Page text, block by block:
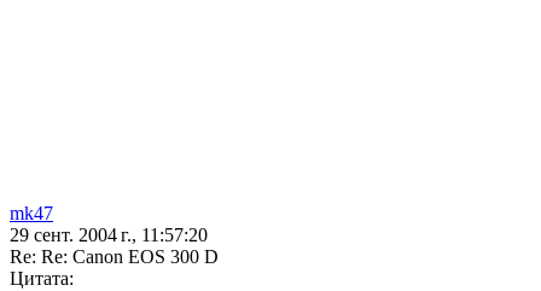
mk47
29 сент. 2004 г., 11:57:20
Re: Re: Canon EOS 300 D
Цитата: